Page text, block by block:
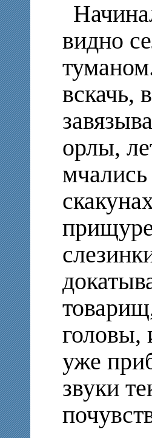
видно
вскачь,
орлы,
головы,
уже
звуки